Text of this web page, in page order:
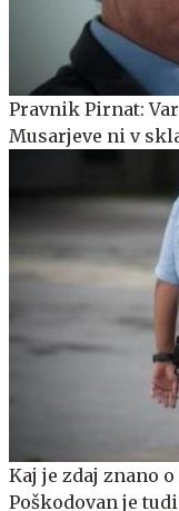
Pravnik Pirnat:
Musarjeve ni v
Kaj je zdaj znano
Poškodovan je